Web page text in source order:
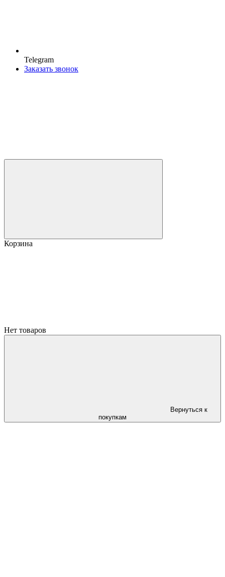
Telegram
Заказать звонок
Корзина
Нет товаров
Вернуться к
покупкам